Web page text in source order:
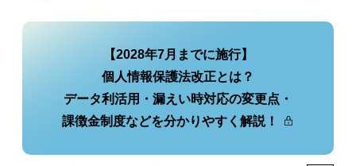
【2028年7月までに施行】
個人情報保護法改正とは？
データ利活用・漏えい時対応の変更点・
課徴金制度などを分かりやすく解説！